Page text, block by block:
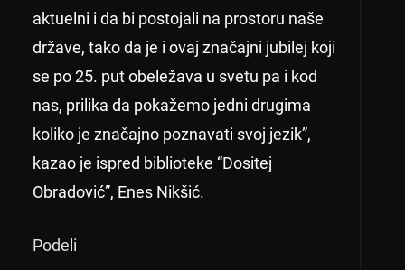
aktuelni i da bi postojali na prostoru naše
države, tako da je i ovaj značajni jubilej koji
se po 25. put obeležava u svetu pa i kod
nas, prilika da pokažemo jedni drugima
koliko je značajno poznavati svoj jezik”,
kazao je ispred biblioteke “Dositej
Obradović”, Enes Nikšić.
Podeli